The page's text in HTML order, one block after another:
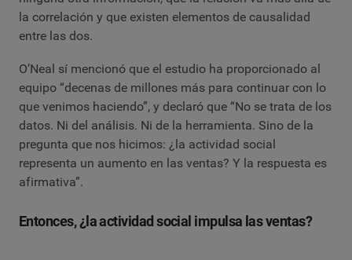
la correlación y que existen elementos de causalidad
entre las dos.
O’Neal sí mencionó que el estudio ha proporcionado al
equipo “decenas de millones más para continuar con lo
que venimos haciendo”, y declaró que “No se trata de los
datos. Ni del análisis. Ni de la herramienta. Sino de la
pregunta que nos hicimos: ¿la actividad social
representa un aumento en las ventas? Y la respuesta es
afirmativa”.
Entonces, ¿la actividad social impulsa las ventas?